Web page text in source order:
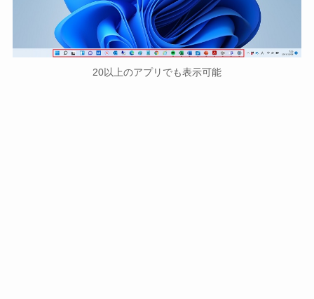
20以上のアプリでも表示可能